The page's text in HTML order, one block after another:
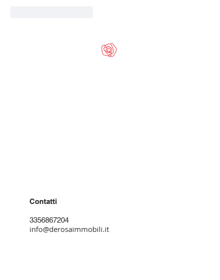
Contatti
3356867204
info@derosaimmobili.it